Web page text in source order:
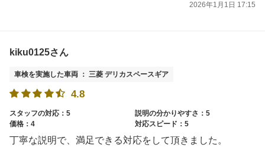
2026年1月1日 17:15
kiku0125さん
車検を実施した車両 ： 三菱 デリカスペースギア
4.8
スタッフの対応：5
説明の分かりやすさ：5
価格：4
対応スピード：5
丁寧な説明で、満足できる対応をして頂きました。